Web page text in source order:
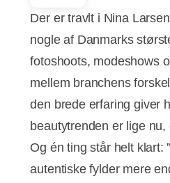
Der er travlt i Nina
nogle af Danmarks
fotoshoots, modeshows
mellem branchens
den brede erfaring giver
beautytrenden er lige
Og én ting står helt klart:
autentiske fylder mere